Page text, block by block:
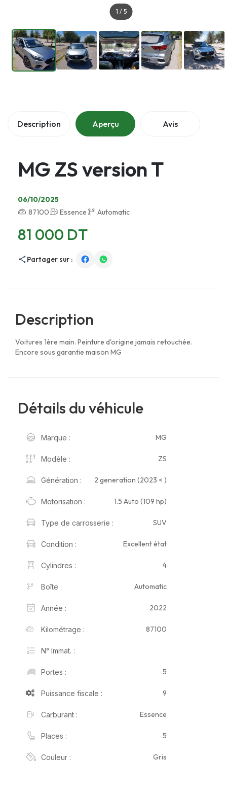
1 / 5
Description Aperçu Avis
MG ZS version T
06/10/2025
87100
Essence Automatic
81 000 DT
Partager sur :
Description
Voitures 1ère main. Peinture d'origine jamais retouchée.
Encore sous garantie maison MG
Détails du véhicule
Marque : MG
Modèle : ZS
Génération : 2 generation (2023 < )
Motorisation : 1.5 Auto (109 hp)
Type de carrosserie : SUV
Condition : Excellent état
Cylindres : 4
Boîte : Automatic
Année : 2022
Kilométrage : 87100
N° Immat. :
Portes : 5
Puissance fiscale : 9
Carburant : Essence
Places : 5
Couleur : Gris